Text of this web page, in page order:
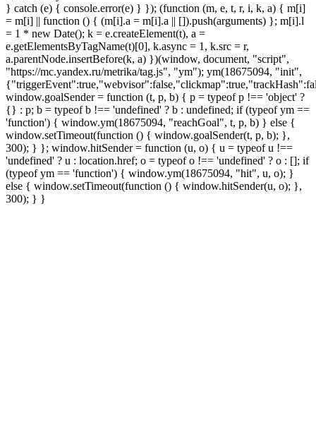
} catch (e) { console.error(e) } }); (function (m, e, t, r, i, k, a) { m[i]
= m[i] || function () { (m[i].a = m[i].a || []).push(arguments) }; m[i].l
= 1 * new Date(); k = e.createElement(t), a =
e.getElementsByTagName(t)[0], k.async = 1, k.src = r,
a.parentNode.insertBefore(k, a) })(window, document, "script",
"https://mc.yandex.ru/metrika/tag.js", "ym"); ym(18675094, "init",
window.goalSender = function (t, p, b) { p = typeof p !== 'object' ?
{} : p; b = typeof b !== 'undefined' ? b : undefined; if (typeof ym ==
'function') { window.ym(18675094, "reachGoal", t, p, b) } else {
window.setTimeout(function () { window.goalSender(t, p, b); },
300); } }; window.hitSender = function (u, o) { u = typeof u !==
'undefined' ? u : location.href; o = typeof o !== 'undefined' ? o : []; if
(typeof ym == 'function') { window.ym(18675094, "hit", u, o); }
else { window.setTimeout(function () { window.hitSender(u, o); },
300); } }